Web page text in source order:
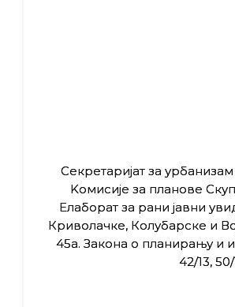
Секретаријат за
Kомисије за планове
Елаборат за рани јавни
Криволачке, Колубарске и
45а. Закона о планирању и
42/13,